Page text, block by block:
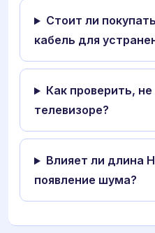
Стоит ли
кабель для
Как проверить,
телевизоре?
Влияет ли длина
появление шума?